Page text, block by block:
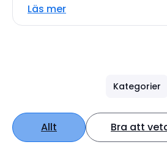
Läs mer
Kategorier
Allt Bra att